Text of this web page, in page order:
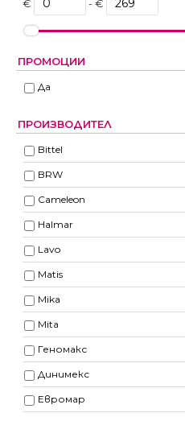
€ - €
ПРОМОЦИИ
Да
ПРОИЗВОДИТЕЛ
Bittel
BRW
Cameleon
Halmar
Lavo
Matis
Mika
Mita
Геномакс
Динимекс
Евромар